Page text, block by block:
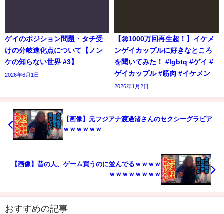
ゲイのポジション問題・タチ受
けの分岐進化点について【ノン
ケの知らない世界 #3】
2026年6月1日
【㊗️1000万回再生超！】イケメ
ンゲイカップルに好きなところ
を聞いてみた！ #lgbtq #ゲイ #
ゲイカップル #筋肉 #イケメン
2026年1月2日
【画像】元フジアナ渡邊渚さんのセクシーグラビア
ｗｗｗｗｗｗ
【画像】昔の人、ゲーム買うのに並んでるｗｗｗｗ
ｗｗｗｗｗｗｗｗ
おすすめの記事